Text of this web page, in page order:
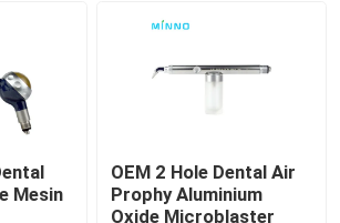
Mesin
OEM 2 Hole Dental Air
Prophy Aluminium
Oxide Microblaster